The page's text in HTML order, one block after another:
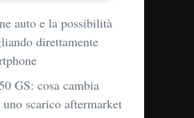
auto e la possibilità
direttamente
GS: cosa cambia
scarico aftermarket